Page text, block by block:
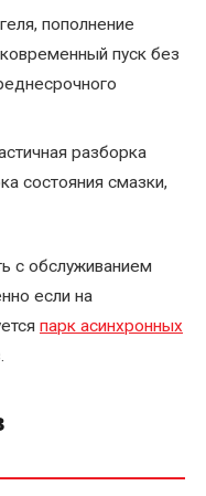
пополнение
пуск без
разборка
состояния смазки,
с обслуживанием
если на
парк асинхронных